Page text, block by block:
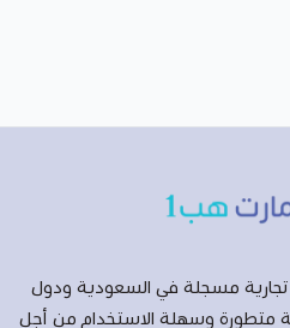
بأنه علامة تجارية مسجلة في السعودية ودول
متطورة وسهلة الاستخدام من أجل